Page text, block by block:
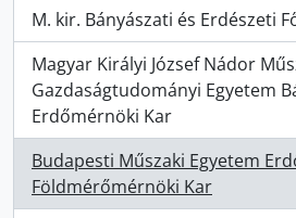
M. kir. Bányászati és Erdészeti
, 1 Ergebnisse
Magyar Királyi József Nádor
Gazdaságtudományi Egyetem
Erdőmérnöki Kar
, 1 Ergebnisse
Budapesti Műszaki Egyetem
Földmérőmérnöki Kar
, 1 Ergebnisse